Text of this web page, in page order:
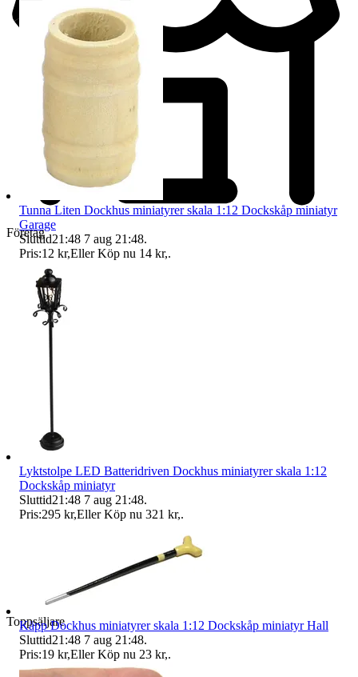
Företag
Toppsäljare
Tunna Liten Dockhus miniatyrer skala 1:12 Dockskåp miniatyr
Garage
Sluttid21:48 7 aug 21:48.
Pris:12 kr,Eller Köp nu 14 kr,.
Lyktstolpe LED Batteridriven Dockhus miniatyrer skala 1:12
Dockskåp miniatyr
Sluttid21:48 7 aug 21:48.
Pris:295 kr,Eller Köp nu 321 kr,.
Käpp Dockhus miniatyrer skala 1:12 Dockskåp miniatyr Hall
Sluttid21:48 7 aug 21:48.
Pris:19 kr,Eller Köp nu 23 kr,.